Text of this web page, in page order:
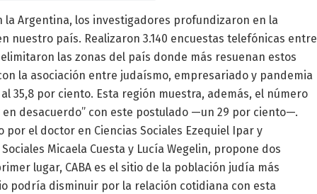
la Argentina, los investigadores profundizaron en la
nuestro país. Realizaron 3.140 encuestas telefónicas entre
las zonas del país donde más resuenan estos
la asociación entre judaísmo, empresariado y pandemia
35,8 por ciento. Esta región muestra, además, el número
en desacuerdo” con este postulado —un 29 por ciento—.
por el doctor en Ciencias Sociales Ezequiel Ipar y
Micaela Cuesta y Lucía Wegelin, propone dos
lugar, CABA es el sitio de la población judía más
podría disminuir por la relación cotidiana con esta